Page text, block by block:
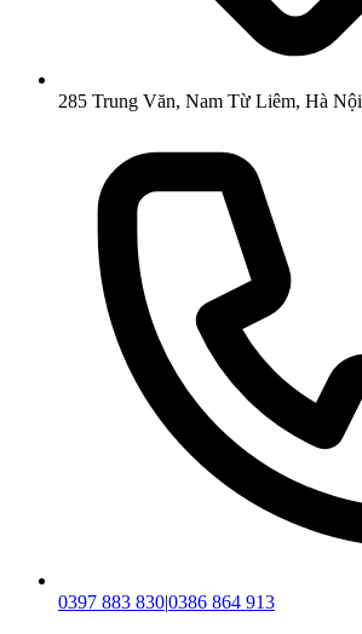
285 Trung Văn, Nam Từ Liêm, Hà Nội
0397 883 830|0386 864 913